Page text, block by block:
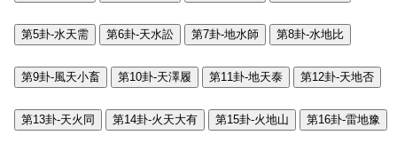
第5卦-水天需 第6卦-天水訟 第7卦-地水師 第8卦-水地比
第9卦-風天小畜 第10卦-天澤履 第11卦-地天泰 第12卦-天地否
第13卦-天火同 第14卦-火天大有 第15卦-火地山 第16卦-雷地豫